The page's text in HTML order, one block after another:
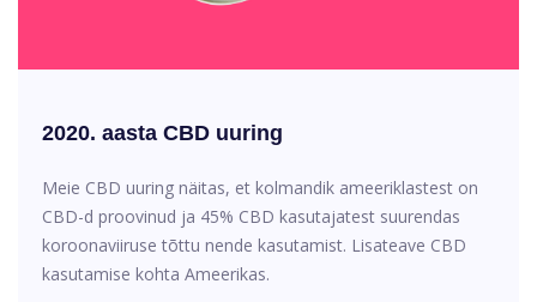
2020. aasta CBD uuring
Meie CBD uuring näitas, et kolmandik ameeriklastest on
CBD-d proovinud ja 45% CBD kasutajatest suurendas
koroonaviiruse tõttu nende kasutamist. Lisateave CBD
kasutamise kohta Ameerikas.